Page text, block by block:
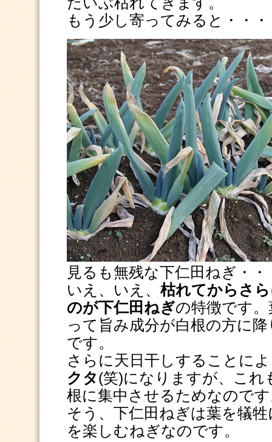
もう少し寄ってみると・・・
見るも無残な下仁田ねぎ・・
いえ、いえ、 枯れてからさ
のが下仁田ねぎの特徴です
って旨み成分が白根の方に
です。
さらに天日干しすることに
クタ(笑)になりますが、これ
根に集中させるためなので
そう、下仁田ねぎは葉を犠
を楽しむねぎなのです。